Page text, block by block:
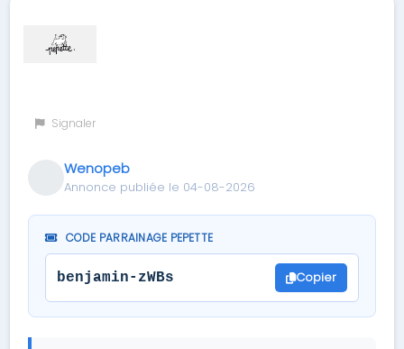
Signaler
Wenopeb
Annonce publiée le 04-08-2026
CODE PARRAINAGE PEPETTE
benjamin-zWBs Copier